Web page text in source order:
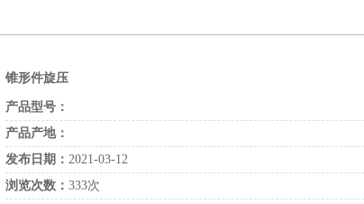
锥形件旋压
产品型号：
产品产地：
发布日期： 2021-03-12
浏览次数： 333次